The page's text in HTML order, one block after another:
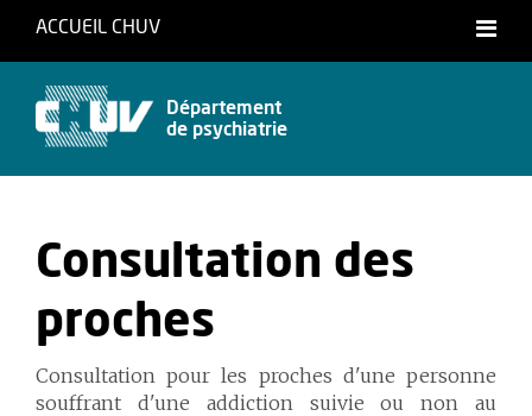
ACCUEIL CHUV
Département
de psychiatrie
Consultation des
proches
Consultation pour les proches d'une personne
souffrant d'une addiction suivie ou non au